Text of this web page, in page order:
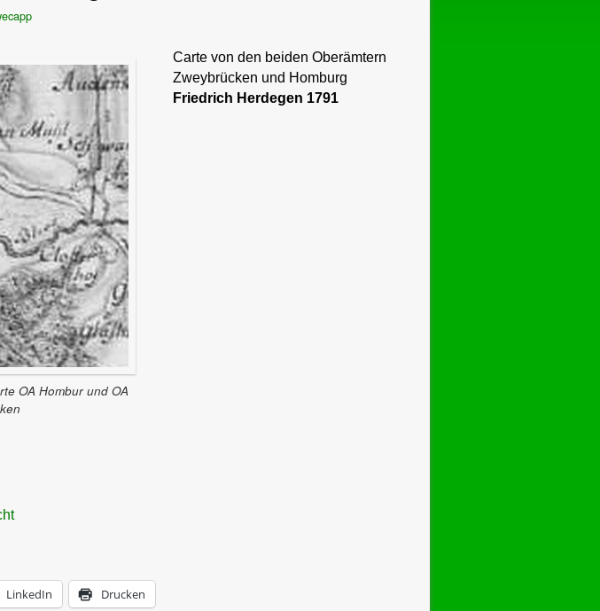
OA Hombur und OA
Carte von den beiden Oberämtern
Zweybrücken und Homburg
Friedrich Herdegen 1791
LinkedIn Drucken